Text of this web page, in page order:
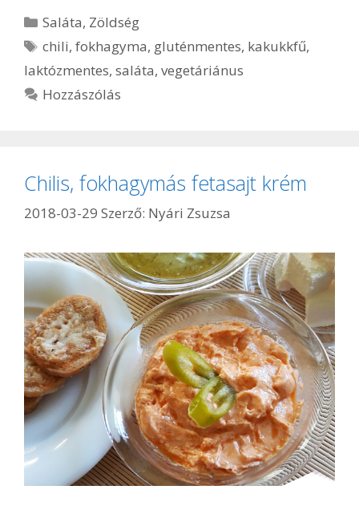
Kategória
Saláta, Zöldség
Címkék
chili,fokhagyma, gluténmentes, kakukkfű,
laktózmentes, saláta, vegetáriánus
Hozzászólás
Chilis, fokhagymás fetasajt krém
2018-03-29 Szerző: Nyári Zsuzsa